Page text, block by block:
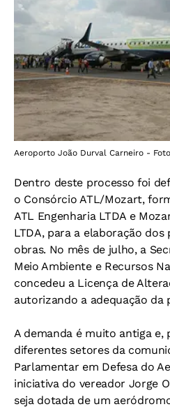
Aeroporto João Durval Carneiro -
Dentro deste processo foi
o Consórcio ATL/Mozart,
ATL Engenharia LTDA e
LTDA, para a elaboração
obras. No mês de julho, a
Meio Ambiente e Recursos
concedeu a Licença de
autorizando a adequação da
A demanda é muito antiga e,
diferentes setores da
Parlamentar em Defesa do
iniciativa do vereador Jorge
seja dotada de um